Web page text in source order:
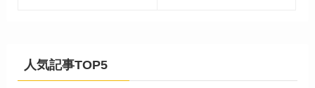
人気記事TOP5